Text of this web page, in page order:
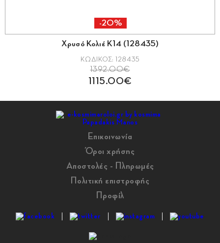
-20%
Χρυσό Κολιέ Κ14 (128435)
ΚΩΔΙΚΟΣ: 128435
1392.00€
1115.00€
Επικοινωνία
Όροι χρήσης
Αποστολές - Πληρωμές
Πολιτική επιστροφής
Προφίλ